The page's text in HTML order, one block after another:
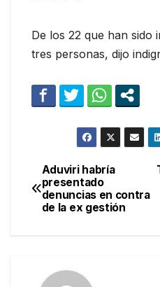
De los 22 que han sido
tres personas, dijo
Navegación
de
Aduviri habría
presentado
denuncias en contra
de la ex gestión